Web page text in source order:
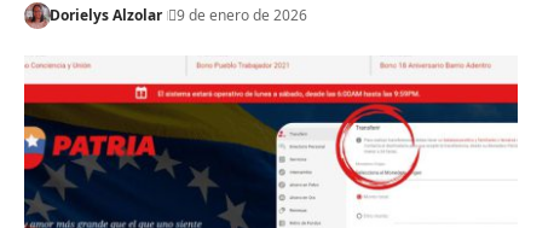
Dorielys Alzolar 9 de enero de 2026